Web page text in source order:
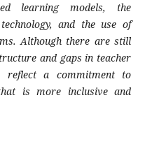
learning models, the
and the use of
Although there are still
and gaps in teacher
reflect a commitment to
is more inclusive and